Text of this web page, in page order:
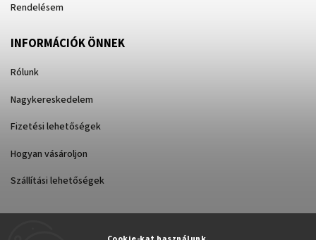
Rendelésem
INFORMÁCIÓK ÖNNEK
Rólunk
Nagykereskedelem
Fizetési lehetőségek
Hogyan vásároljon
Szállítási lehetőségek